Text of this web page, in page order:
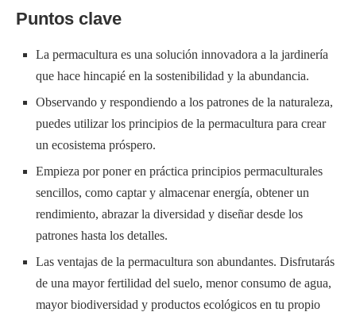
Puntos clave
La permacultura es una solución innovadora a la jardinería
que hace hincapié en la sostenibilidad y la abundancia.
Observando y respondiendo a los patrones de la naturaleza,
puedes utilizar los principios de la permacultura para crear
un ecosistema próspero.
Empieza por poner en práctica principios permaculturales
sencillos, como captar y almacenar energía, obtener un
rendimiento, abrazar la diversidad y diseñar desde los
patrones hasta los detalles.
Las ventajas de la permacultura son abundantes. Disfrutarás
de una mayor fertilidad del suelo, menor consumo de agua,
mayor biodiversidad y productos ecológicos en tu propio